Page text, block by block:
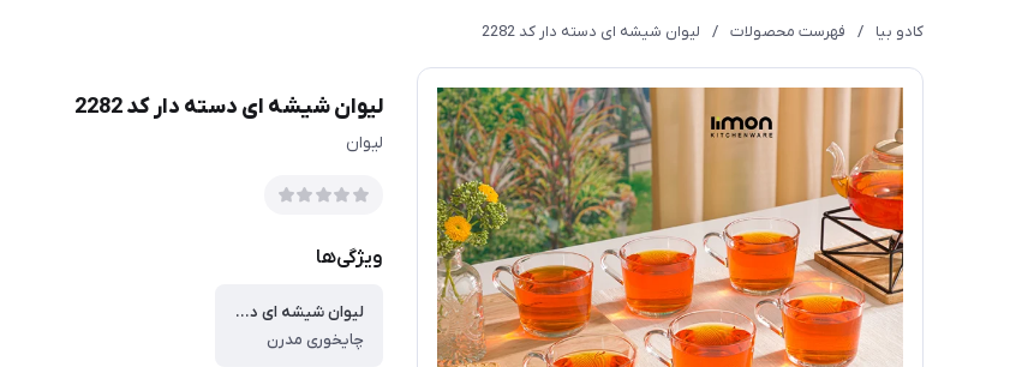
کادو بیا / فهرست محصولات / لیوان شیشه ای دسته دار کد 2282
لیوان شیشه ای دسته دار کد 2282
لیوان
ویژگی‌ها
لیوان شیشه ای دسته دار 285 سی سی کد محصول : 2282
چایخوری مدرن